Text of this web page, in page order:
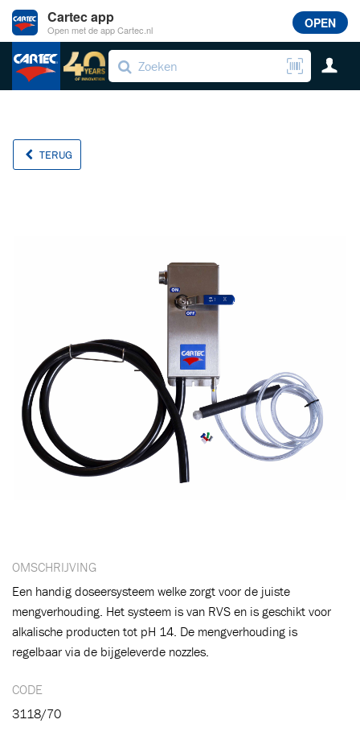
TERUG
OMSCHRIJVING
Een handig doseersysteem welke zorgt voor de juiste
mengverhouding. Het systeem is van RVS en is geschikt voor
alkalische producten tot pH 14. De mengverhouding is
regelbaar via de bijgeleverde nozzles.
CODE
3118/70
Toegevoegd aan winkelwagen
Cartec app
Open met de app Cartec.nl OPEN